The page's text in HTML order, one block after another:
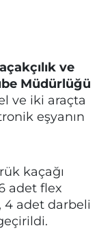
ve
Müdürlüğü
ve iki araçta
eşyanın
kaçağı
adet flex
4 adet darbeli